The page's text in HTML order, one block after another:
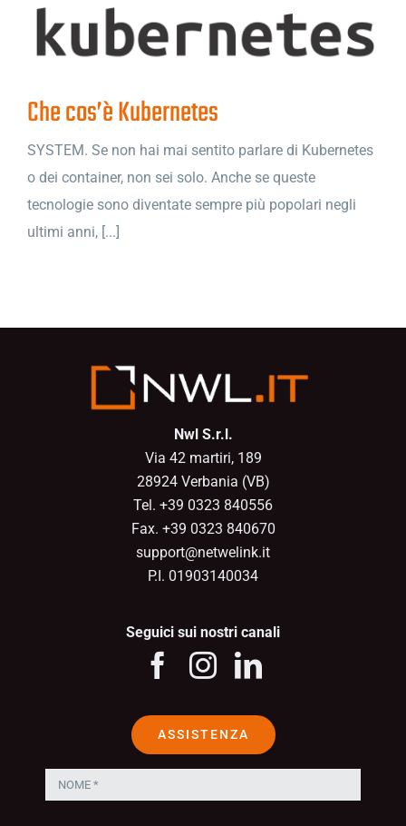
Che cos’è Kubernetes
SYSTEM. Se non hai mai sentito parlare di Kubernetes
o dei container, non sei solo. Anche se queste
tecnologie sono diventate sempre più popolari negli
ultimi anni, [...]
Nwl S.r.l.
Via 42 martiri, 189
28924 Verbania (VB)
Tel. +39 0323 840556
Fax. +39 0323 840670
support@netwelink.it
P.I. 01903140034
Seguici sui nostri canali
ASSISTENZA